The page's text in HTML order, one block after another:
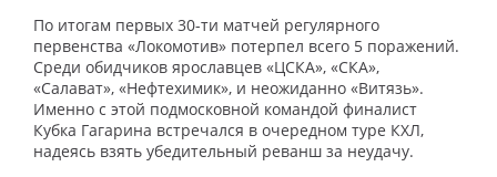
По итогам первых 30-ти матчей регулярного
первенства «Локомотив» потерпел всего 5 поражений.
Среди обидчиков ярославцев «ЦСКА», «СКА»,
«Салават», «Нефтехимик», и неожиданно «Витязь».
Именно с этой подмосковной командой финалист
Кубка Гагарина встречался в очередном туре КХЛ,
надеясь взять убедительный реванш за неудачу.